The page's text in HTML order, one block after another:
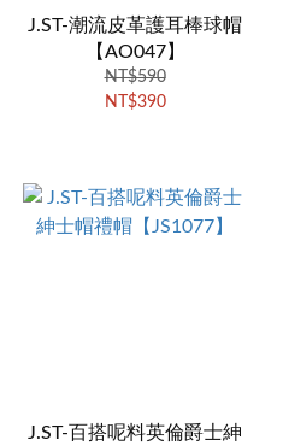
J.ST-潮流皮革護耳棒球帽
【AO047】
NT$590
NT$390
J.ST-百搭呢料英倫爵士紳